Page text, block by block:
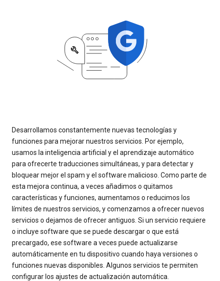
Desarrollamos constantemente nuevas tecnologías y
funciones para mejorar nuestros servicios. Por ejemplo,
usamos la inteligencia artificial y el aprendizaje automático
para ofrecerte traducciones simultáneas, y para detectar y
bloquear mejor el spam y el software malicioso. Como parte de
esta mejora continua, a veces añadimos o quitamos
características y funciones, aumentamos o reducimos los
límites de nuestros servicios, y comenzamos a ofrecer nuevos
servicios o dejamos de ofrecer antiguos. Si un servicio requiere
o incluye software que se puede descargar o que está
precargado, ese software a veces puede actualizarse
automáticamente en tu dispositivo cuando haya versiones o
funciones nuevas disponibles. Algunos servicios te permiten
configurar los ajustes de actualización automática.